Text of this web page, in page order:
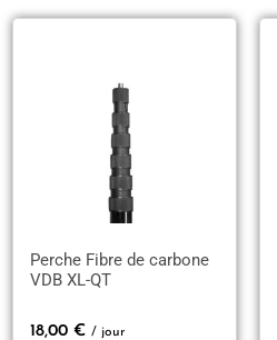
Perche Fibre de carbone
VDB XL-QT
18,00 € / jour